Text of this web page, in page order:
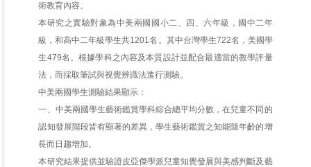
術教育內容。
本研究之實驗對象為中美兩國國小二、四、六年級，國中二年
級，和高中二年級學生共1201名。其中台灣學生722名，美國學
生479名。根據學科之內容及本質設計並配合最適當的教學評量
法，而採取筆試與視覺辨識法進行測驗。
中美兩國學生測驗結果顯示：
一、中美兩國學生藝術鑑賞學科綜合總平均分數，在兒童不同的
認知發展階段皆有顯著的差異，學生藝術鑑賞之知能隨年齡的增
長而日趨增加。
本研究結果提供並驗證皮亞傑學派兒童知覺發展與美感判斷及藝